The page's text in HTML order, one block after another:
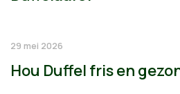
29 mei 2026
Hou Duffel fris en